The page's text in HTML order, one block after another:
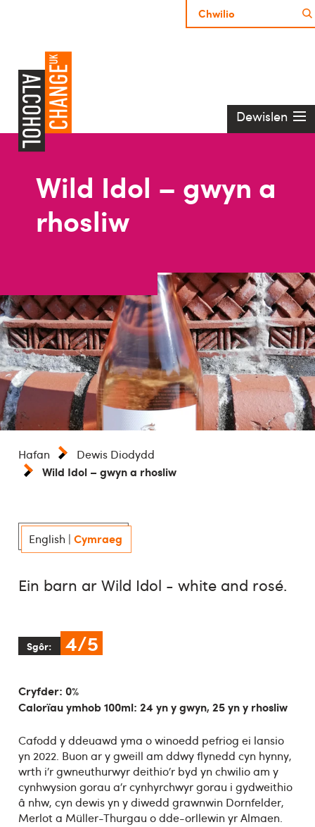
Dewislen
Wild Idol – gwyn a
rhosliw
Hafan
Dewis Diodydd
Wild Idol – gwyn a rhosliw
English | Cymraeg
Ein barn ar Wild Idol - white and rosé.
Sgôr: 4/5
Cryfder: 0%
Calorïau ymhob 100ml: 24 yn y gwyn, 25 yn y rhosliw
Cafodd y ddeuawd yma o winoedd pefriog ei lansio
yn 2022. Buon ar y gweill am ddwy flynedd cyn hynny,
wrth i’r gwneuthurwyr deithio’r byd yn chwilio am y
cynhwysion gorau a’r cynhyrchwyr gorau i gydweithio
â nhw, cyn dewis yn y diwedd grawnwin Dornfelder,
Merlot a Müller-Thurgau o dde-orllewin yr Almaen.